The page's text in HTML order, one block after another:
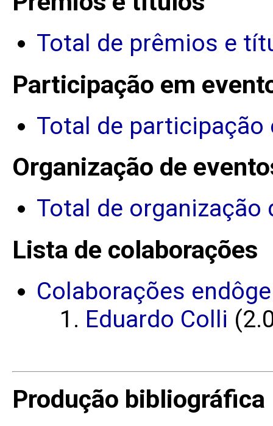
Total de prêmios e
Participação em
Total de participação
Organização de
Total de organização
Lista de colaborações
Colaborações
Eduardo Colli
Produção bibliográfica